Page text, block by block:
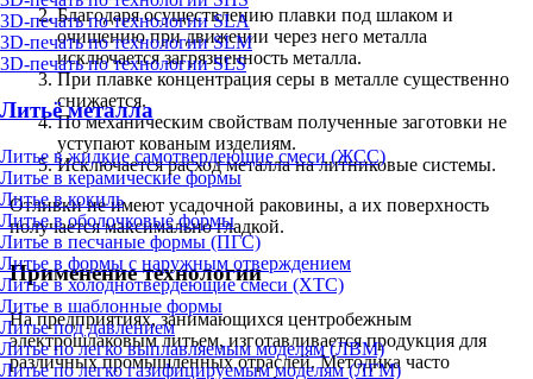
3D-печать по технологии SLA
3D-печать по технологии SLM
3D-печать по технологии SLS
Литьё металла
Литье в жидкие самотвердеющие смеси (ЖСС)
Литье в керамические формы
Литье в кокиль
Литье в оболочковые формы
Литье в песчаные формы (ПГС)
Литье в формы с наружным отверждением
Литье в холоднотвердеющие смеси (ХТС)
Литье в шаблонные формы
Литье под давлением
Литье по легко выплавляемым моделям (ЛВМ)
Литье по легко газифицируемым моделям (ЛГМ)
Благодаря осуществлению плавки под шлаком и
очищению при движении через него металла
исключается загрязненность металла.
При плавке концентрация серы в металле существенно
снижается.
По механическим свойствам полученные заготовки не
уступают кованым изделиям.
Исключается расход металла на литниковые системы.
Отливки не имеют усадочной раковины, а их поверхность
получается максимально гладкой.
Применение технологии
На предприятиях, занимающихся центробежным
электрошлаковым литьем, изготавливается продукция для
различных промышленных отраслей. Методика часто